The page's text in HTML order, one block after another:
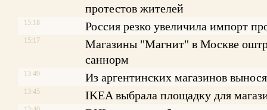
протестов жителей
15:18 Россия резко увеличила импорт
15:17
Магазины "Магнит" в Москве
саннорм
13:49 Из аргентинских магазинов
13:45 IKEA выбрала площадку для